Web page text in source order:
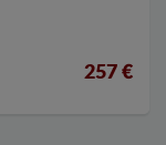
257 €